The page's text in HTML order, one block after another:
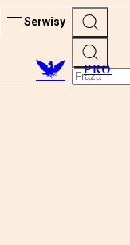
Serwisy
PRO